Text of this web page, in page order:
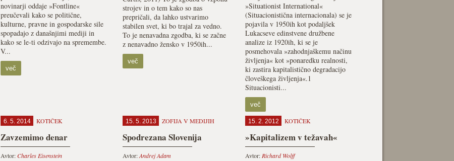
novinarji oddaje »Fontline«
preučevali kako se politične,
kulturne, pravne in gospodarske sile
spopadajo z današnjimi mediji in
kako se le-ti odzivajo na spremembe.
V...
več
strojev in o tem kako so nas
prepričali, da lahko ustvarimo
stabilen svet, ki bo trajal za vedno.
To je nenavadna zgodba, ki se začne
z nenavadno žensko v 1950ih...
več
»Situationist International«
(Situacionistična internacionala) se je
pojavila v 1950ih kot podaljšek
Lukacseve edinstvene družbene
analize iz 1920ih, ki se je
posmehovala »zahodnjaškemu načinu
življenja« kot »ponaredku realnosti,
ki zastira kapitalistično degradacijo
človeškega življenja«.1
Situacionisti...
več
6. 5. 2014 KOTIČEK
Zavzemimo denar
Avtor:Charles Eisenstein
15. 5. 2013 ZOFIJA V MEDIJIH
Spodrezana Slovenija
Avtor:Andrej Adam
15. 2. 2012 KOTIČEK
»Kapitalizem v težavah«
Avtor: Richard Wolff